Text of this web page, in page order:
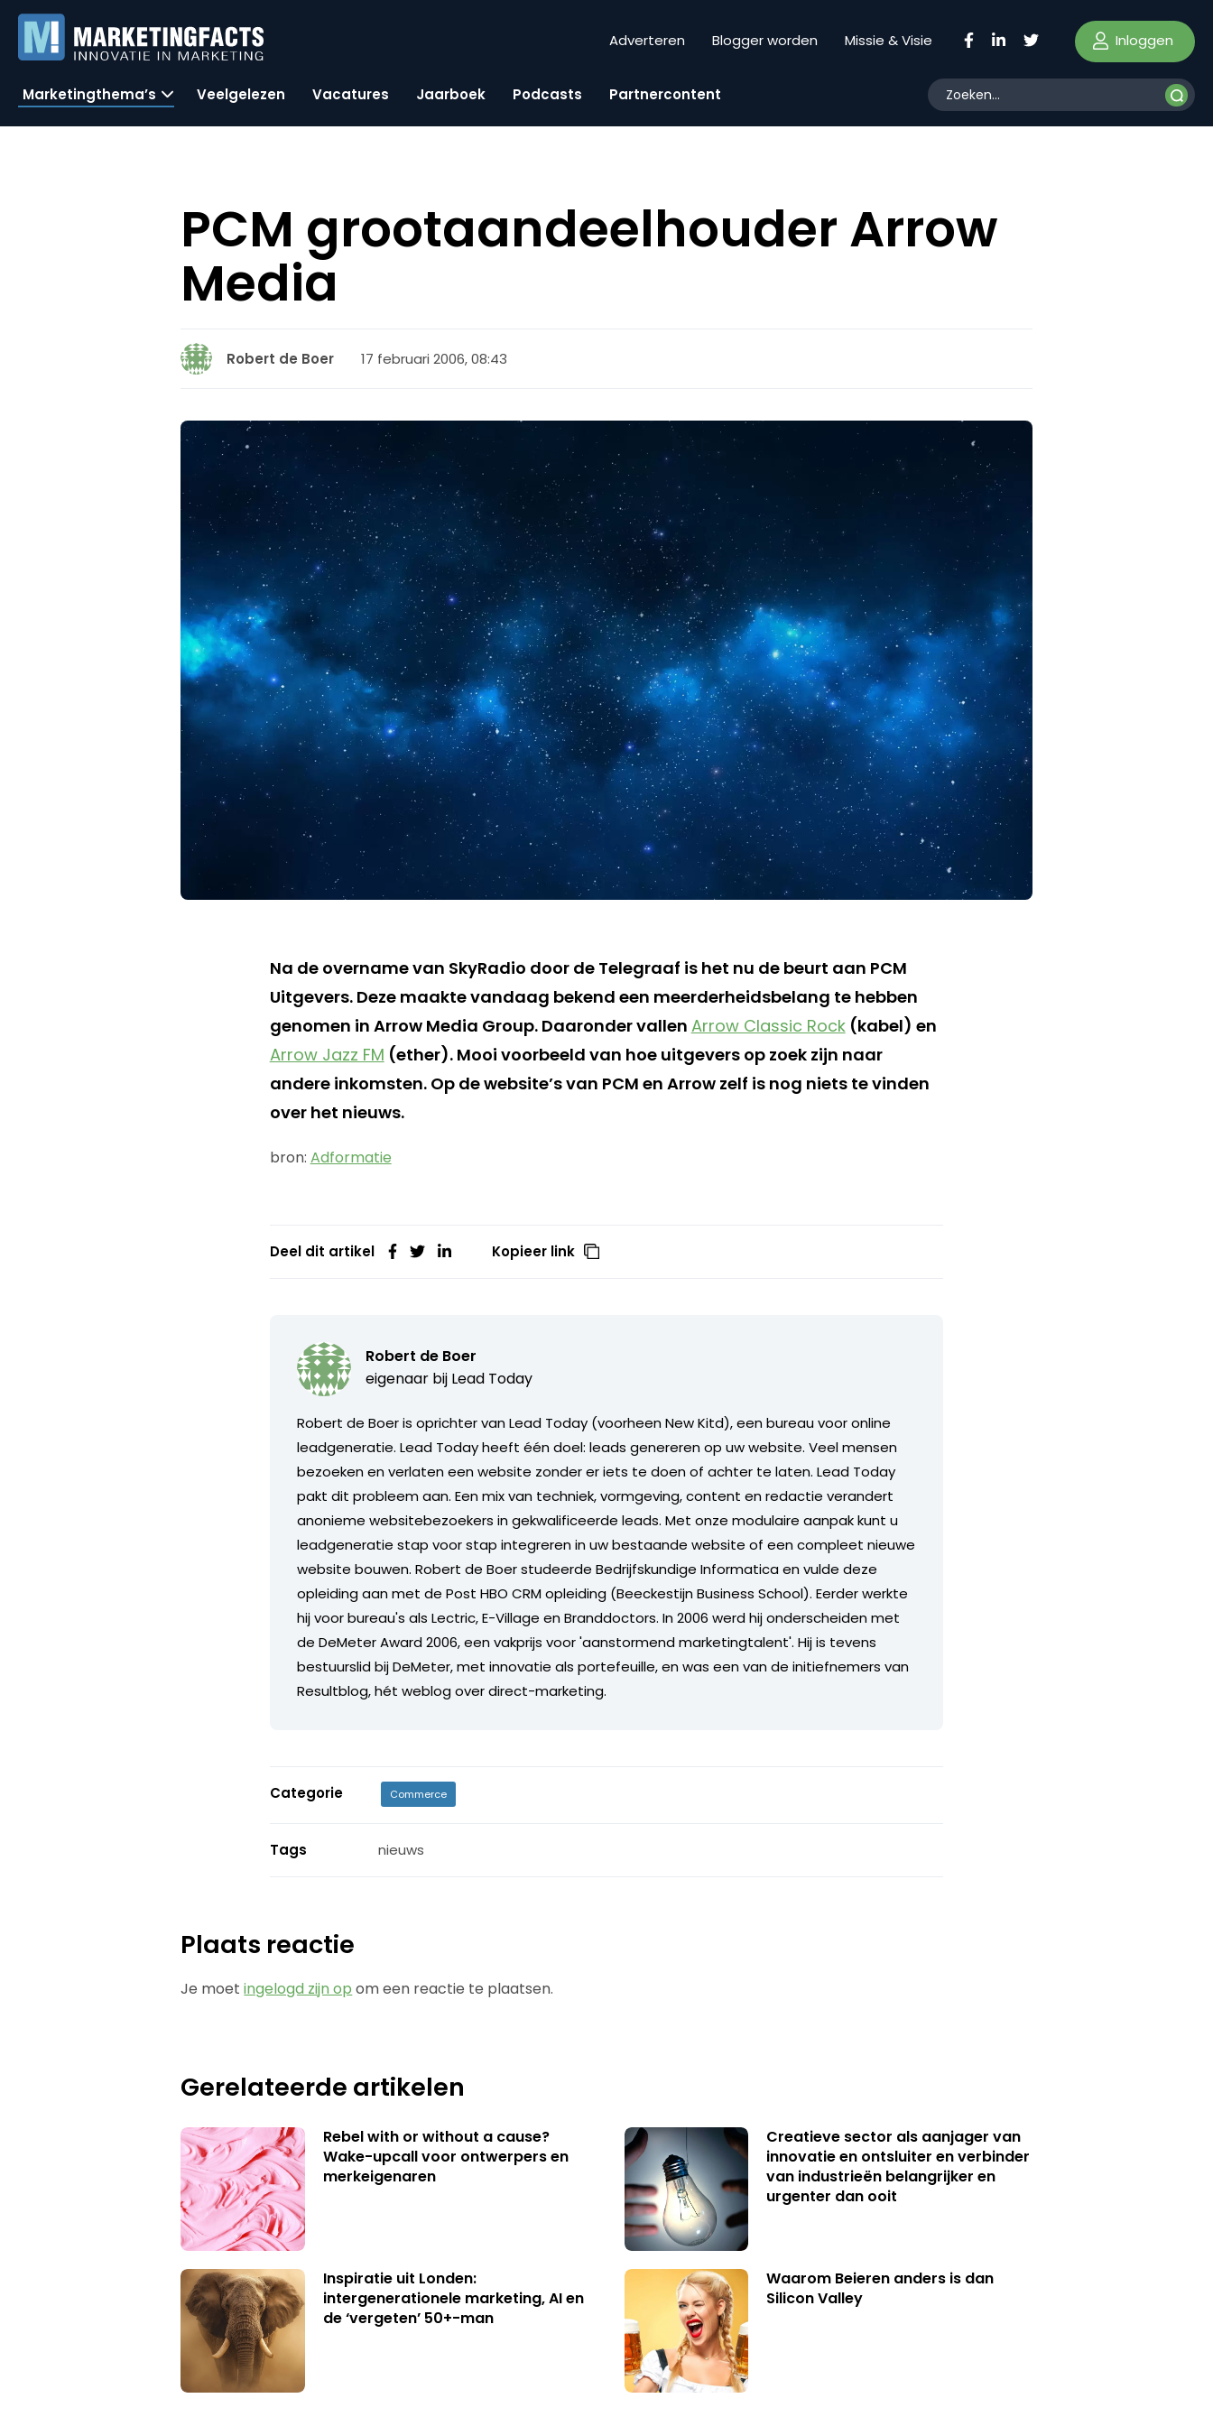
Adverteren Blogger worden Missie & Visie Inloggen
Marketingthema’s Veelgelezen Vacatures Jaarboek Podcasts Partnercontent
PCM grootaandeelhouder Arrow
Media
Robert de Boer 17 februari 2006, 08:43
Na de overname van SkyRadio door de Telegraaf is het nu de beurt aan PCM
Uitgevers. Deze maakte vandaag bekend een meerderheidsbelang te hebben
genomen in Arrow Media Group. Daaronder vallen Arrow Classic Rock(kabel) en
Arrow Jazz FM (ether). Mooi voorbeeld van hoe uitgevers op zoek zijn naar
andere inkomsten. Op de website’s van PCM en Arrow zelf is nog niets te vinden
over het nieuws.
bron: Adformatie
Deel dit artikel Kopieer link
Robert de Boer
eigenaar bij Lead Today
Robert de Boer is oprichter van Lead Today (voorheen New Kitd), een bureau voor online
leadgeneratie. Lead Today heeft één doel: leads genereren op uw website. Veel mensen
bezoeken en verlaten een website zonder er iets te doen of achter te laten. Lead Today
pakt dit probleem aan. Een mix van techniek, vormgeving, content en redactie verandert
anonieme websitebezoekers in gekwalificeerde leads. Met onze modulaire aanpak kunt u
leadgeneratie stap voor stap integreren in uw bestaande website of een compleet nieuwe
website bouwen. Robert de Boer studeerde Bedrijfskundige Informatica en vulde deze
opleiding aan met de Post HBO CRM opleiding (Beeckestijn Business School). Eerder werkte
hij voor bureau's als Lectric, E-Village en Branddoctors. In 2006 werd hij onderscheiden met
de DeMeter Award 2006, een vakprijs voor 'aanstormend marketingtalent'. Hij is tevens
bestuurslid bij DeMeter, met innovatie als portefeuille, en was een van de initiefnemers van
Resultblog, hét weblog over direct-marketing.
Categorie Commerce
Tags nieuws
Plaats reactie
Je moetingelogd zijn op om een reactie te plaatsen.
Gerelateerde artikelen
Rebel with or without a cause?
Wake-upcall voor ontwerpers en
merkeigenaren
Creatieve sector als aanjager van
innovatie en ontsluiter en verbinder
van industrieën belangrijker en
urgenter dan ooit
Inspiratie uit Londen:
intergenerationele marketing, AI en
de ‘vergeten’ 50+-man
Waarom Beieren anders is dan
Silicon Valley